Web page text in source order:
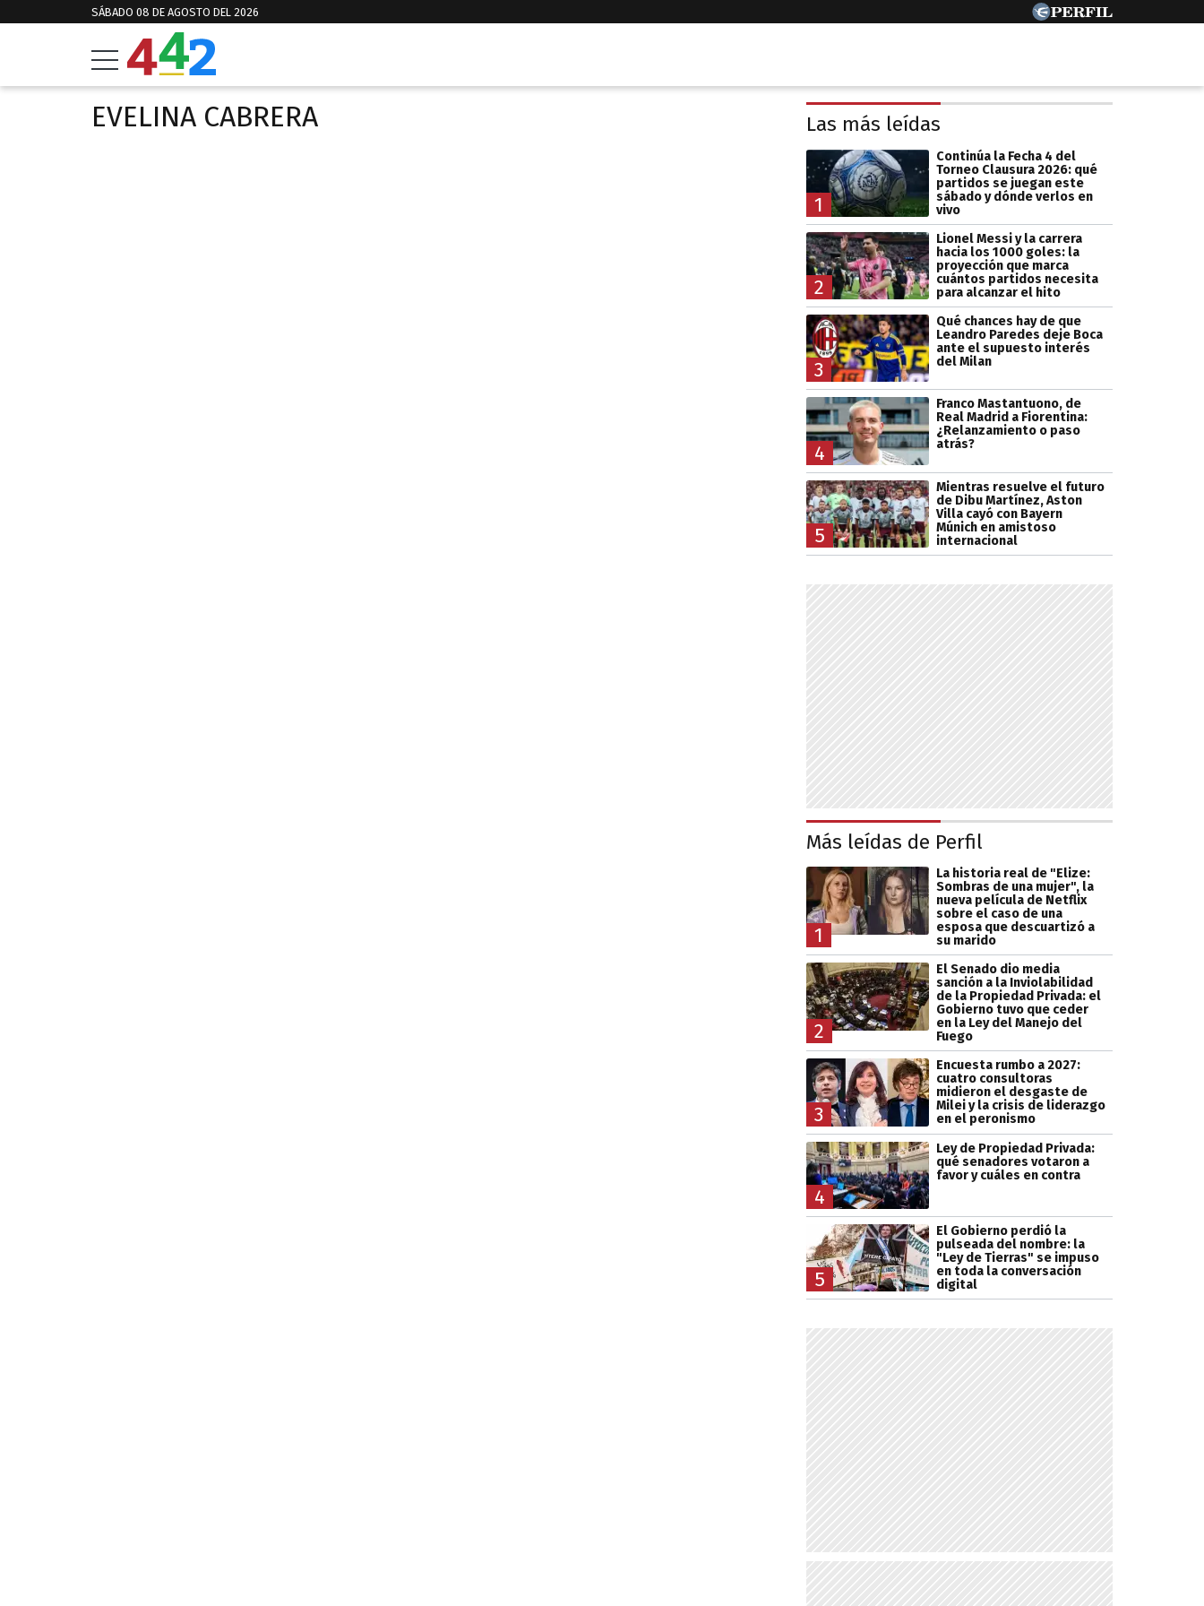
SÁBADO 08 DE AGOSTO DEL 2026
EVELINA CABRERA Las más leídas
1
Continúa la Fecha 4 del
Torneo Clausura 2026: qué
partidos se juegan este
sábado y dónde verlos en
vivo
2
Lionel Messi y la carrera
hacia los 1000 goles: la
proyección que marca
cuántos partidos necesita
para alcanzar el hito
3
Qué chances hay de que
Leandro Paredes deje Boca
ante el supuesto interés
del Milan
4
Franco Mastantuono, de
Real Madrid a Fiorentina:
¿Relanzamiento o paso
atrás?
5
Mientras resuelve el futuro
de Dibu Martínez, Aston
Villa cayó con Bayern
Múnich en amistoso
internacional
Más leídas de Perfil
1
La historia real de "Elize:
Sombras de una mujer", la
nueva película de Netflix
sobre el caso de una
esposa que descuartizó a
su marido
2
El Senado dio media
sanción a la Inviolabilidad
de la Propiedad Privada: el
Gobierno tuvo que ceder
en la Ley del Manejo del
Fuego
3
Encuesta rumbo a 2027:
cuatro consultoras
midieron el desgaste de
Milei y la crisis de liderazgo
en el peronismo
4
Ley de Propiedad Privada:
qué senadores votaron a
favor y cuáles en contra
5
El Gobierno perdió la
pulseada del nombre: la
"Ley de Tierras" se impuso
en toda la conversación
digital